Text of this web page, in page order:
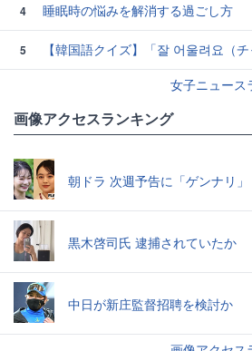
4 睡眠時の悩みを解消する過ごし方
5
【韓国語クイズ】「잘 어울려요（チャル オウルリ
女子ニュース
画像アクセスランキング
朝ドラ 次週予告に「ゲンナリ」
黒木啓司氏 逮捕されていたか
中日が新庄監督招聘を検討か